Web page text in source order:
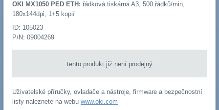
OKI MX1050 PED ETH: řádková tiskárna A3, 500 řádků/min,
180x144dpi, 1+5 kopií
ID: 105023
P/N: 09004269
tento produkt již není prodejný
Uživatelské příručky, ovladače a nástroje, firmware a bezpečnostní
listy naleznete na webu www.oki.com